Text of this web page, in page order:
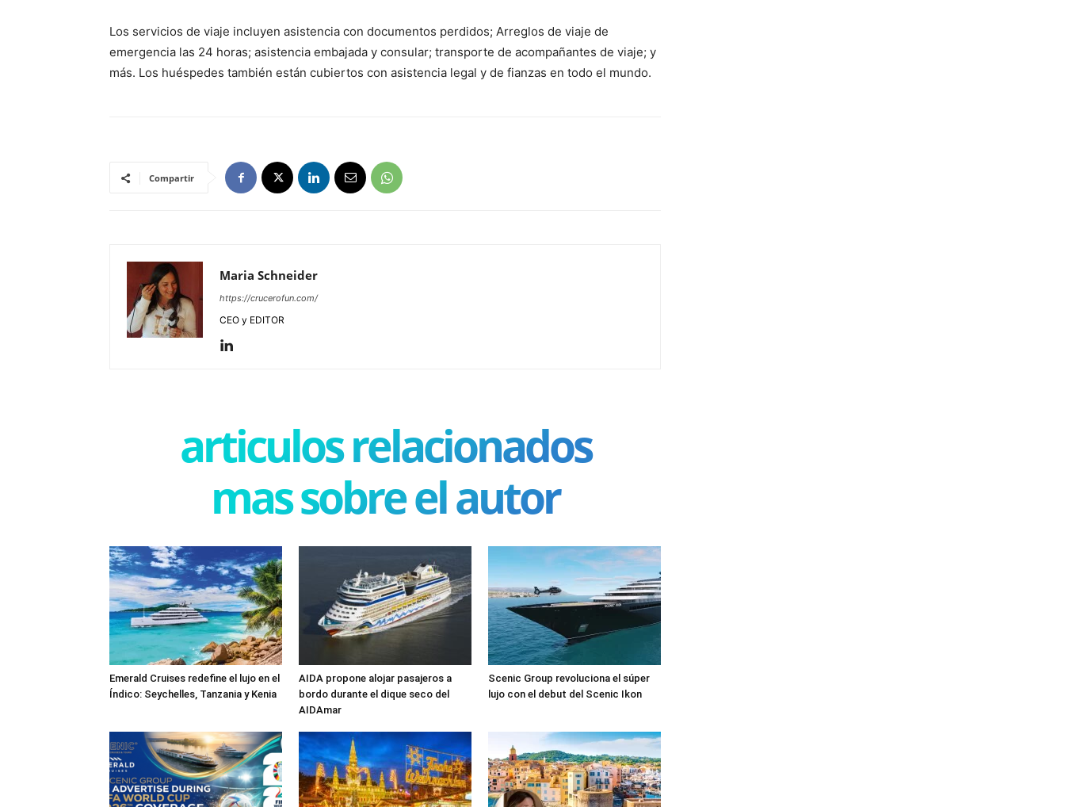
Los servicios de viaje incluyen asistencia con documentos perdidos; Arreglos de viaje de
emergencia las 24 horas; asistencia embajada y consular; transporte de acompañantes de viaje; y
más. Los huéspedes también están cubiertos con asistencia legal y de fianzas en todo el mundo.
Compartir
Maria Schneider
https://crucerofun.com/
CEO y EDITOR
articulos relacionados
mas sobre el autor
Emerald Cruises redefine el lujo en el
Índico: Seychelles, Tanzania y Kenia
AIDA propone alojar pasajeros a
bordo durante el dique seco del
AIDAmar
Scenic Group revoluciona el súper
lujo con el debut del Scenic Ikon